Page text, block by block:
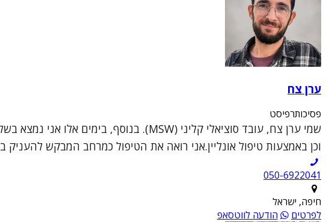
ערן צח
פסיכותרפיסט
וכן באמצעות טיפול אונליין.אני רואה את הטיפול כמרחב המבקש להעניק
050-6922041
חיפה, ישראל
לפרטים
הודעה לווטסאפ